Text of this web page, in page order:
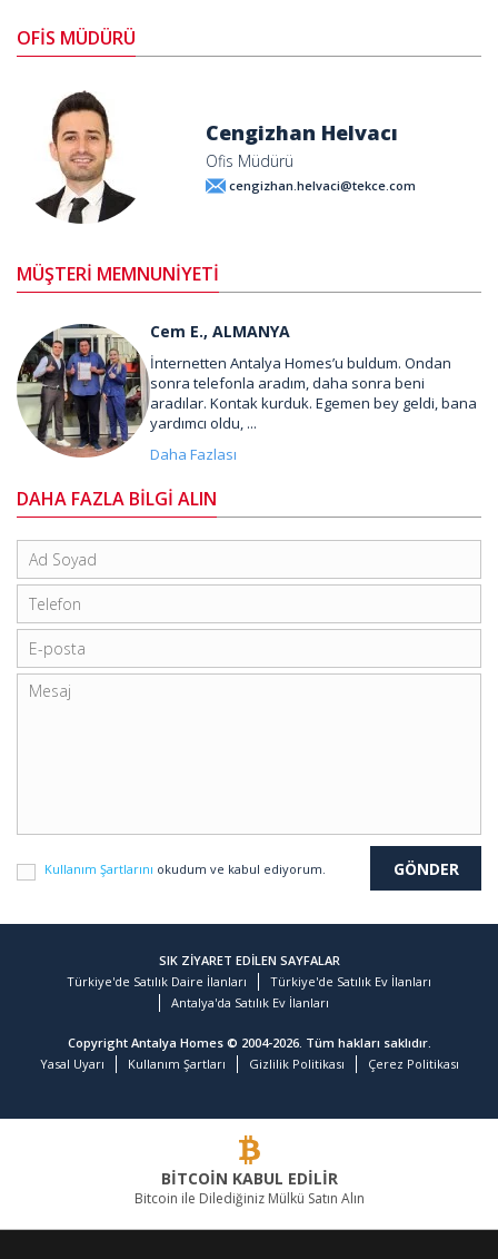
OFİS MÜDÜRÜ
Cengizhan Helvacı
Ofis Müdürü
cengizhan.helvaci@tekce.com
MÜŞTERİ MEMNUNİYETİ
Cem E., ALMANYA
İnternetten Antalya Homes’u buldum. Ondan
sonra telefonla aradım, daha sonra beni
aradılar. Kontak kurduk. Egemen bey geldi, bana
yardımcı oldu, ...
Daha Fazlası
DAHA FAZLA BİLGİ ALIN
Kullanım Şartlarını okudum ve kabul ediyorum.
SIK ZİYARET EDİLEN SAYFALAR
Türkiye'de Satılık Daire İlanları
Türkiye'de Satılık Ev İlanları
Antalya'da Satılık Ev İlanları
Copyright Antalya Homes © 2004-2026. Tüm hakları saklıdır.
Yasal Uyarı
Kullanım Şartları Gizlilik Politikası Çerez Politikası
BİTCOİN KABUL EDİLİR
Bitcoin ile Dilediğiniz Mülkü Satın Alın